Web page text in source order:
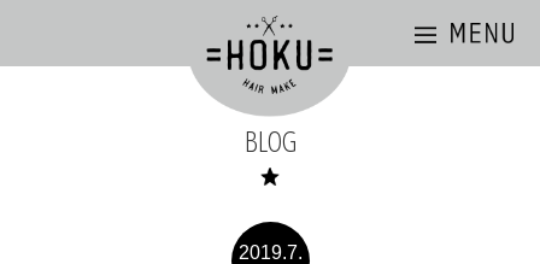
BLOG
2019.7.